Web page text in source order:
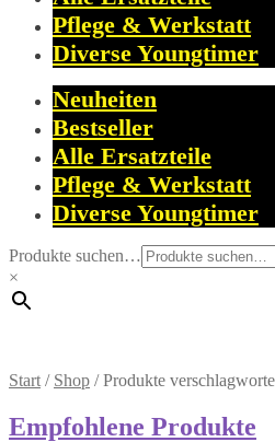
Pflege & Werkstatt
Diverse Youngtimer
Neuheiten
Bestseller
Alle Ersatzteile
Pflege & Werkstatt
Diverse Youngtimer
Produkte suchen…
×
Start / Shop /Produkte
Empfohlene Produkte